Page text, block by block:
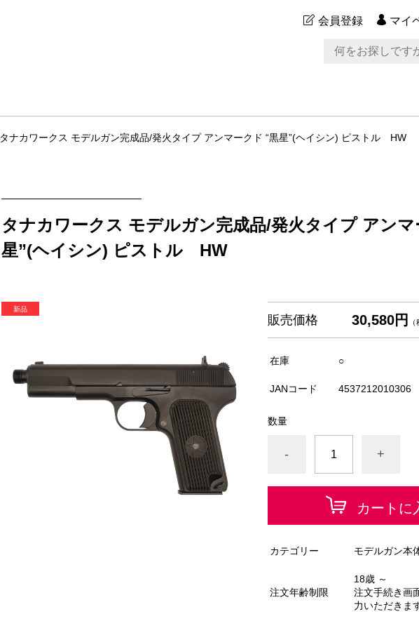
会員登録 マイ
タナカワークス モデルガン完成品/発火タイプ アンマークド “黒星”(ヘイシン) ピストル HW
タナカワークス モデルガン完成品/発火タイプ アンマ
星”(ヘイシン) ピストル HW
販売価格 30,580円
在庫 ○
JANコード 4537212010306
数量
- +
カートに
カテゴリー モデルガン本
注文年齢制限
18歳 ～
注文手続き画
力いただきま